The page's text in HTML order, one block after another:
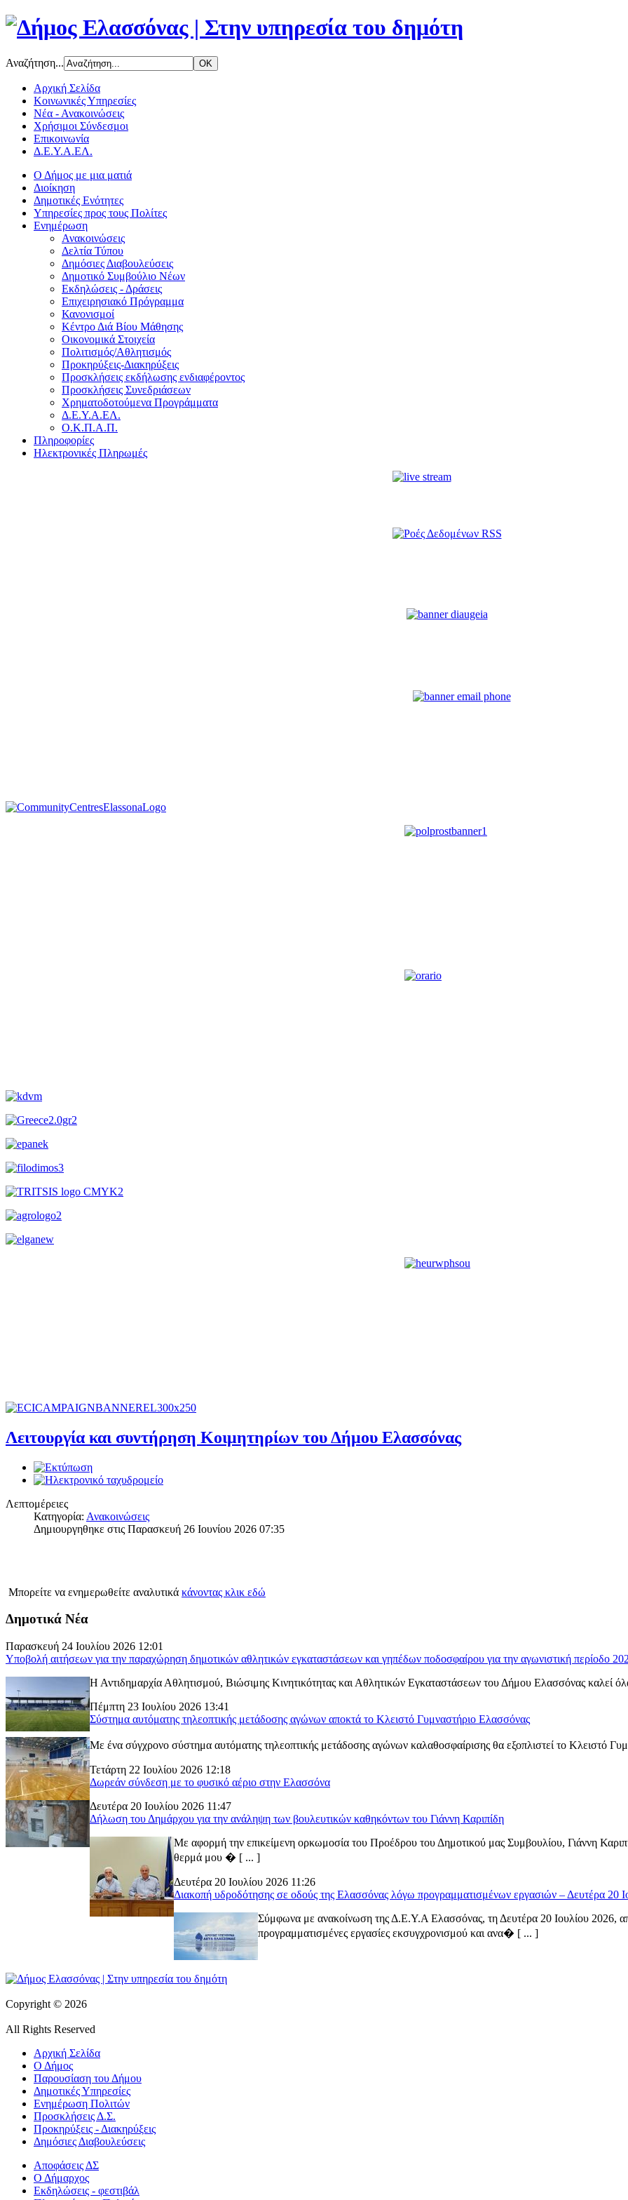
Αναζήτηση...
Αρχική Σελίδα
Κοινωνικές Υπηρεσίες
Νέα - Ανακοινώσεις
Χρήσιμοι Σύνδεσμοι
Επικοινωνία
Δ.Ε.Υ.Α.ΕΛ.
Ο Δήμος με μια ματιά
Διοίκηση
Δημοτικές Ενότητες
Υπηρεσίες προς τους Πολίτες
Ενημέρωση
Ανακοινώσεις
Δελτία Τύπου
Δημόσιες Διαβουλεύσεις
Δημοτικό Συμβούλιο Νέων
Εκδηλώσεις - Δράσεις
Επιχειρησιακό Πρόγραμμα
Κανονισμοί
Κέντρο Διά Βίου Μάθησης
Οικονομικά Στοιχεία
Πολιτισμός/Αθλητισμός
Προκηρύξεις-Διακηρύξεις
Προσκλήσεις εκδήλωσης ενδιαφέροντος
Προσκλήσεις Συνεδριάσεων
Χρηματοδοτούμενα Προγράμματα
Δ.Ε.Υ.Α.ΕΛ.
Ο.Κ.Π.Α.Π.
Πληροφορίες
Ηλεκτρονικές Πληρωμές
Λειτουργία και συντήρηση Κοιμητηρίων του Δήμου Ελασσόνας
Λεπτομέρειες
Κατηγορία: Ανακοινώσεις
Δημιουργηθηκε στις Παρασκευή 26 Ιουνίου 2026 07:35
Μπορείτε να ενημερωθείτε αναλυτικά κάνοντας κλικ εδώ
Δημοτικά Νέα
Παρασκευή 24 Ιουλίου 2026 12:01
Υποβολή αιτήσεων για την παραχώρηση δημοτικών αθλητικών εγκαταστάσεων και γηπέδων ποδοσφαίρου για την αγωνιστική περίοδο
Η Αντιδημαρχία Αθλητισμού, Βιώσιμης Κινητικότητας και Αθλητικών Εγκαταστάσεων του Δήμου Ελασσόνας καλεί
Πέμπτη 23 Ιουλίου 2026 13:41
Σύστημα αυτόματης τηλεοπτικής μετάδοσης αγώνων αποκτά το Κλειστό Γυμναστήριο Ελασσόνας
Με ένα σύγχρονο σύστημα αυτόματης τηλεοπτικής μετάδοσης αγώνων καλαθοσφαίρισης θα εξοπλιστεί το Κλειστό
Τετάρτη 22 Ιουλίου 2026 12:18
Δωρεάν σύνδεση με το φυσικό αέριο στην Ελασσόνα
Δευτέρα 20 Ιουλίου 2026 11:47
Δήλωση του Δημάρχου για την ανάληψη των βουλευτικών καθηκόντων του Γιάννη Καριπίδη
Με αφορμή την επικείμενη ορκωμοσία του Προέδρου του Δημοτικού μας Συμβουλίου, Γιάννη
θερμά μου � [ ... ]
Δευτέρα 20 Ιουλίου 2026 11:26
Διακοπή υδροδότησης σε οδούς της Ελασσόνας λόγω προγραμματισμένων εργασιών – Δευτέρα 20
Σύμφωνα με ανακοίνωση της Δ.Ε.Υ.Α Ελασσόνας, τη Δευτέρα 20 Ιουλίου 2026,
προγραμματισμένες εργασίες εκσυγχρονισμού και ανα� [ ... ]
Copyright © 2026
All Rights Reserved
Αρχική Σελίδα
Ο Δήμος
Παρουσίαση του Δήμου
Δημοτικές Υπηρεσίες
Ενημέρωση Πολιτών
Προσκλήσεις Δ.Σ.
Προκηρύξεις - Διακηρύξεις
Δημόσιες Διαβουλεύσεις
Αποφάσεις ΔΣ
Ο Δήμαρχος
Εκδηλώσεις - φεστιβάλ